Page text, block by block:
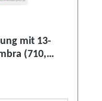
mit 13-
(710,